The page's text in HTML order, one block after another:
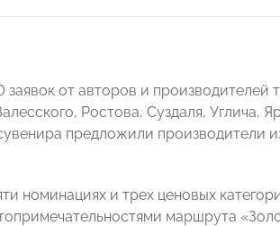
от авторов и производителей
Ростова, Суздаля, Углича,
предложили производители
номинациях и трех ценовых
маршрута